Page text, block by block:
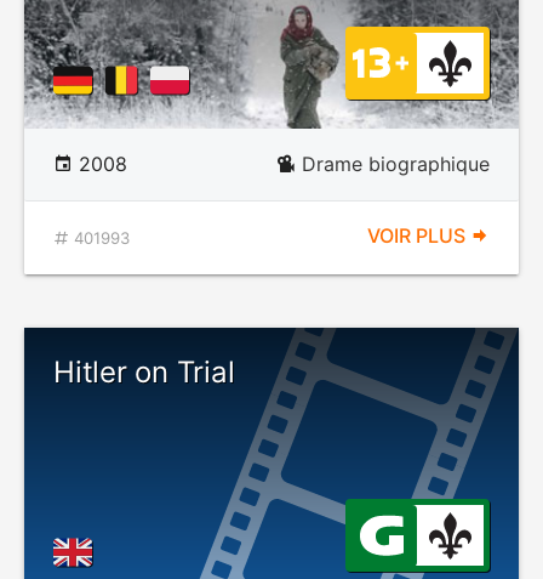
2008 Drame biographique
401993 VOIR PLUS
Hitler on Trial